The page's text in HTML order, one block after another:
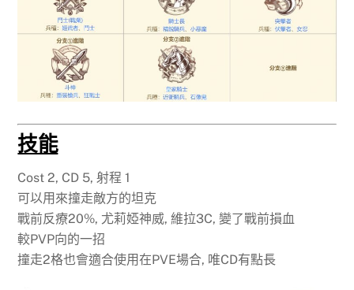
技能
Cost 2, CD 5, 射程 1
可以用來撞走敵方的坦克
戰前反療20%, 尤莉婭神威, 維拉3C, 變了戰前損血
較PVP向的一招
撞走2格也會適合使用在PVE場合, 唯CD有點長